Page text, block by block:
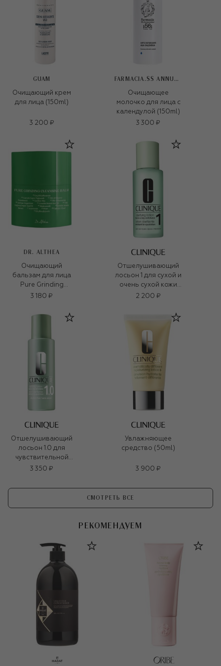
GUAM
Очищающий крем
для лица (150ml)
3 200 ₽
FARMACIA.SS ANNUNZIATA 1561
Очищающее
молочко для лица с
календулой (150ml)
3 300 ₽
DR. ALTHEA
Очищающий
бальзам для лица
Pure Grinding
Cleansing Balm
3 180 ₽
Отшелушивающий
лосьон 1 для сухой и
очень сухой кожи
Clarifying Lotion
2 200 ₽
Отшелушивающий
лосьон 1.0 для
чувствительной
кожи Clarifying
3 350 ₽
Увлажняющее
средство (50ml)
3 900 ₽
СМОТРЕТЬ ВСЕ
РЕКОМЕНДУЕМ